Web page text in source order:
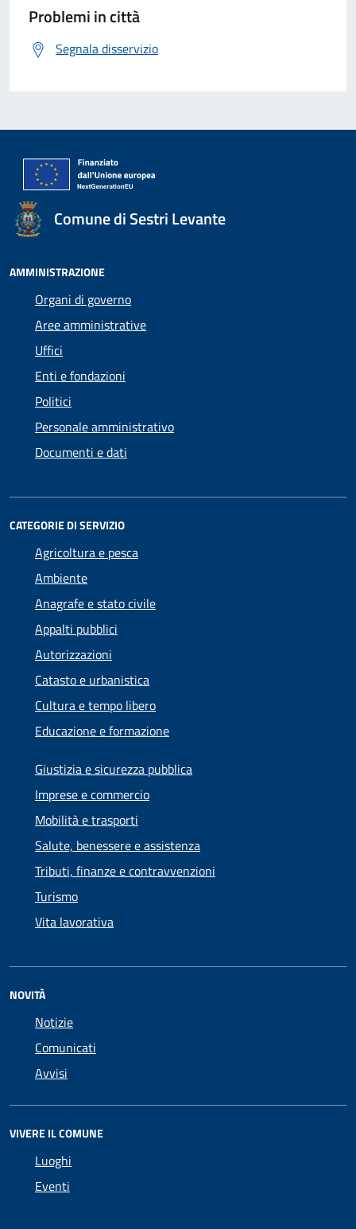
Problemi in città
Segnala disservizio
Comune di Sestri Levante
AMMINISTRAZIONE
Organi di governo
Aree amministrative
Uffici
Enti e fondazioni
Politici
Personale amministrativo
Documenti e dati
CATEGORIE DI SERVIZIO
Agricoltura e pesca
Ambiente
Anagrafe e stato civile
Appalti pubblici
Autorizzazioni
Catasto e urbanistica
Cultura e tempo libero
Educazione e formazione
Giustizia e sicurezza pubblica
Imprese e commercio
Mobilità e trasporti
Salute, benessere e assistenza
Tributi, finanze e contravvenzioni
Turismo
Vita lavorativa
NOVITÀ
Notizie
Comunicati
Avvisi
VIVERE IL COMUNE
Luoghi
Eventi